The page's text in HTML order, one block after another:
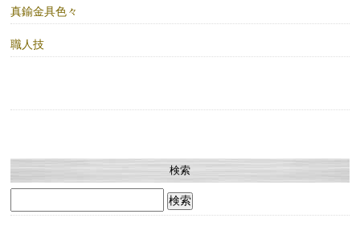
真鍮金具色々
職人技
検索
索: